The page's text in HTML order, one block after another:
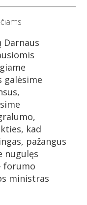
Darnaus
galėsime
kad
pažangus
nugulęs
forumo
ministras